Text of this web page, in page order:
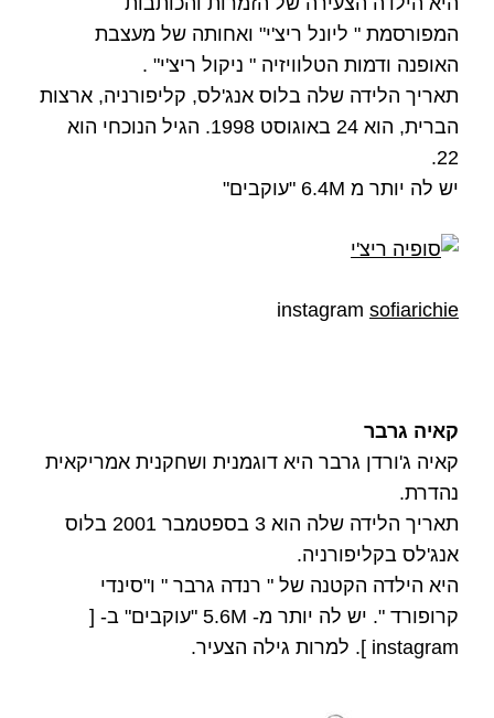
המפורסמת " ליונל ריצ'י" ואחותה של מעצבת
האופנה ודמות הטלוויזיה " ניקול ריצ'י" .
תאריך הלידה שלה בלוס אנג'לס, קליפורניה, ארצות
הברית, הוא 24 באוגוסט 1998. הגיל הנוכחי הוא
22.
יש לה יותר מ 6.4M "עוקבים"
instagram sofiarichie
קאיה גרבר
קאיה ג'ורדן גרבר היא דוגמנית ושחקנית אמריקאית
נהדרת.
תאריך הלידה שלה הוא 3 בספטמבר 2001 בלוס
אנג'לס בקליפורניה.
היא הילדה הקטנה של " רנדה גרבר " ו"סינדי
קרופורד ". יש לה יותר מ- 5.6M "עוקבים" ב- [
instagram ]. למרות גילה הצעיר.